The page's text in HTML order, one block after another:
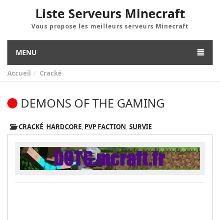
Liste Serveurs Minecraft
Vous propose les meilleurs serveurs Minecraft
MENU
Accueil Cracké
DEMONS OF THE GAMING
CRACKÉ, HARDCORE, PVP FACTION,SURVIE